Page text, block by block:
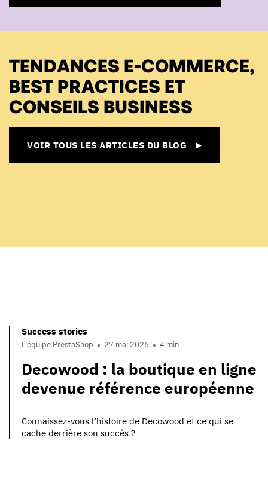
TENDANCES E-COMMERCE,
BEST PRACTICES ET
CONSEILS BUSINESS
VOIR TOUS LES ARTICLES DU BLOG
Success stories
L'équipe PrestaShop 27 mai 2026 4 min
Decowood : la boutique en ligne
devenue référence européenne
Connaissez-vous l’histoire de Decowood et ce qui se
cache derrière son succès ?